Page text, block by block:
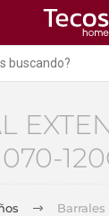
070-